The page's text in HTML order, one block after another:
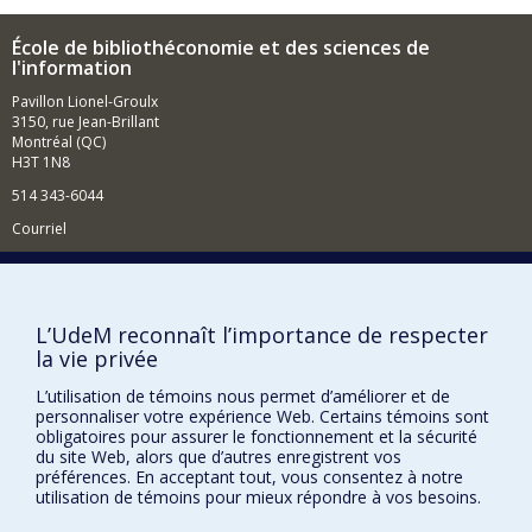
dela webométrie. Dans le passé, j'ai examiné
comment ces outils peuvent être utilisés pour donner un
sens aux débats de santé publique en ligne (p. ex. le
des projets bibliométriques comme le projet Meaningful
Data Counts où nous étudions comment les chercheurs
partagent et réutilisent les données de recherche.
École de bibliothéconomie et des sciences de
l'information
Pavillon Lionel-Groulx
3150, rue Jean-Brillant
Montréal (QC)
H3T 1N8
514 343-6044
Courriel
Plan du site
Accessibilité
FACULTÉ DES ARTS ET DES SCIENCES
Nos départements et écoles
L’UdeM reconnaît l’importance de respecter
la vie privée
L’utilisation de témoins nous permet d’améliorer et de
personnaliser votre expérience Web. Certains témoins sont
obligatoires pour assurer le fonctionnement et la sécurité
du site Web, alors que d’autres enregistrent vos
préférences. En acceptant tout, vous consentez à notre
utilisation de témoins pour mieux répondre à vos besoins.